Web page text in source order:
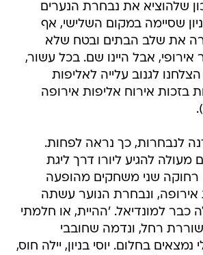
נכון שלהוציא את נבחרת הנערים
שסיימה במקום השלישי, אף
את שלב הבתים ובטח שלא
אירופי, אבל היינו שם. בכל עשור,
לגנוב עלייה לאליפות
בזכות אירוח אליפות אירופה
לנבחרות, כך נראה לפחות.
מעולה להגיע ליורו דרך ליגת
רחוקה שני משחקים מהופעה
אירופה, ונבחרת הנוער עשתה
כבר למונדיאל. 'ההיית, או חלמתי
רחל, ונדמה שחובבי
בחלום. יוסי בניון, יילה חוס,